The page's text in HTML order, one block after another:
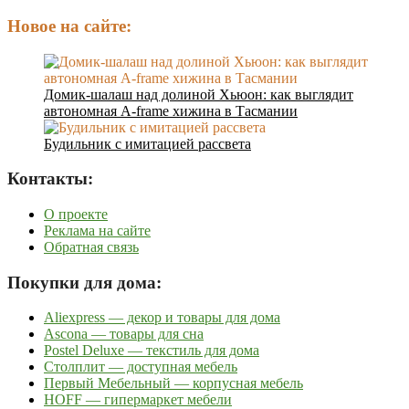
Новое на сайте:
Домик-шалаш над долиной Хьюон: как выглядит
автономная A-frame хижина в Тасмании
Будильник с имитацией рассвета
Контакты:
О проекте
Реклама на сайте
Обратная связь
Покупки для дома:
Aliexpress — декор и товары для дома
Ascona — товары для сна
Postel Deluxe — текстиль для дома
Столплит — доступная мебель
Первый Мебельный — корпусная мебель
HOFF — гипермаркет мебели